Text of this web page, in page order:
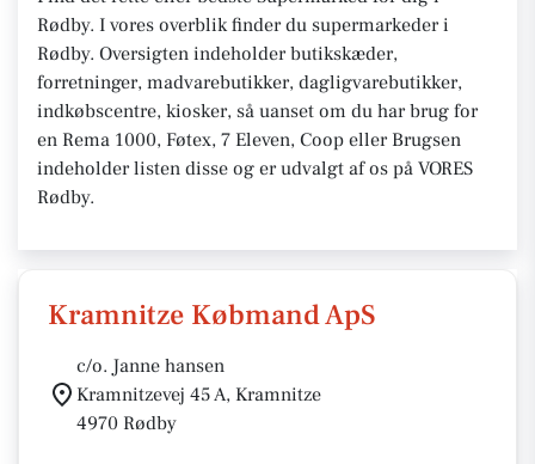
Rødby. I vores overblik finder du supermarkeder i
Rødby. Oversigten indeholder butikskæder,
forretninger, madvarebutikker, dagligvarebutikker,
indkøbscentre, kiosker, så uanset om du har brug for
en Rema 1000, Føtex, 7 Eleven, Coop eller Brugsen
indeholder listen disse og er udvalgt af os på VORES
Rødby.
Kramnitze Købmand ApS
c/o. Janne hansen
Kramnitzevej 45 A, Kramnitze
4970 Rødby